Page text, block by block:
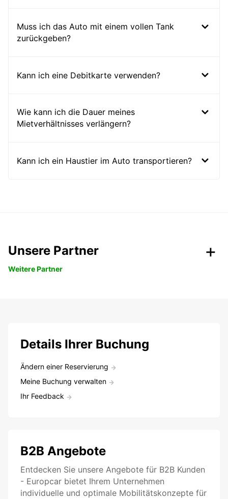
Muss ich das Auto mit einem vollen Tank
zurückgeben?
Kann ich eine Debitkarte verwenden?
Wie kann ich die Dauer meines
Mietverhältnisses verlängern?
Kann ich ein Haustier im Auto transportieren?
Unsere Partner
Weitere Partner
Details Ihrer Buchung
Ändern einer Reservierung
Meine Buchung verwalten
Ihr Feedback
B2B Angebote
Entdecken Sie unsere Angebote für B2B Kunden
- Europcar bietet Ihrem Unternehmen
individuelle und optimale Mobilitätskonzepte für